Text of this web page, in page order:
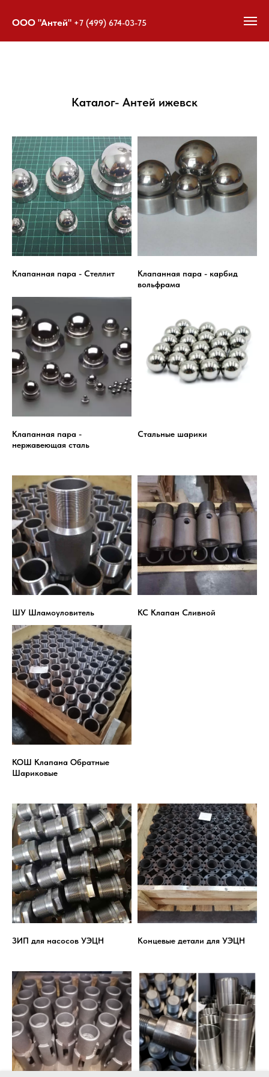
ООО "Антей" +7 (499) 674-03-75
Каталог- Антей ижевск
Клапанная пара - Стеллит
Клапанная пара - карбид
вольфрама
Клапанная пара -
нержавеющая сталь
Стальные шарики
ШУ Шламоуловитель КС Клапан Сливной
КОШ Клапана Обратные
Шариковые
ЗИП для насосов УЭЦН Концевые детали для УЭЦН